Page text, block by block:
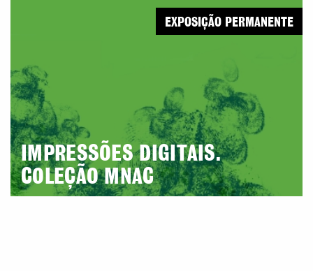
IMPRESSÕES DIGITAIS.
COLEÇÃO MNAC
EXPOSIÇÃO PERMANENTE